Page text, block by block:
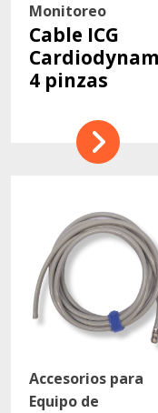
Monitoreo
Cable ICG
4 pinzas
Accesorios para
Equipo de